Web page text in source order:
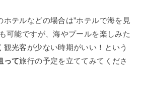
ホテルなどの場合は”ホテルで海を見
可能ですが、海やプールを楽しみた
観光客が少ない時期がいい！という
って旅行の予定を立ててみてくださ